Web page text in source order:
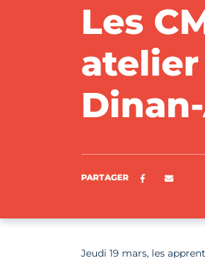
Les
atelier
PARTAGER Partager sur
Jeudi 19 mars, les